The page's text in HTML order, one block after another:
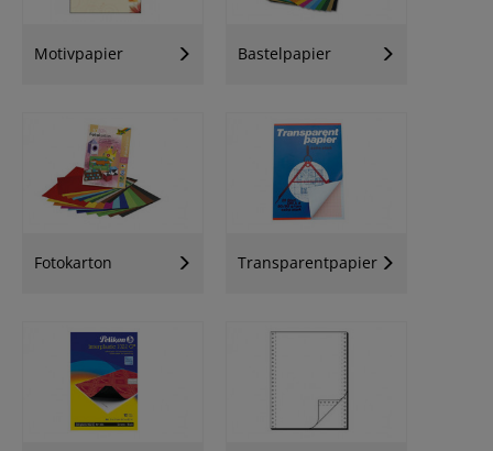
Motivpapier Bastelpapier
Fotokarton Transparentpapier